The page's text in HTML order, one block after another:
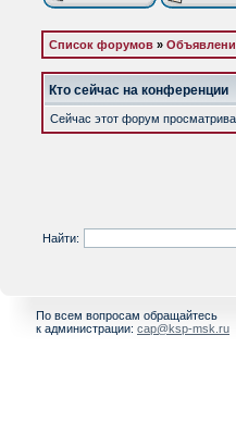
Список форумов »
Кто сейчас на конференции
Сейчас этот форум
Найти:
По всем вопросам обращайтесь
к администрации: cap@ksp-msk.ru